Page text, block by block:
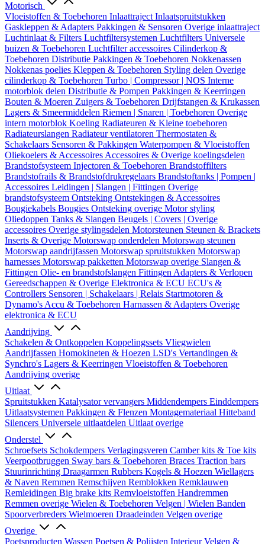
Motorisch
Vloeistoffen & Toebehoren Inlaattraject Inlaatspruitstukken
Gaskleppen & Adapters Pakkingen & Sensoren Overige inlaattraject
Luchtinlaat & Filters Luchtfiltersystemen Luchtfilters Universele
buizen & Toebehoren Luchtfilter accessoires Cilinderkop &
Toebehoren Distributie Pakkingen & Toebehoren Nokkenassen
Nokkenas poelies Kleppen & Toebehoren Styling delen Overige
cilinderkop & Toebehoren Turbo | Compressor | NOS Interne
motorblok delen Distributie & Pompen Pakkingen & Keerringen
Bouten & Moeren Zuigers & Toebehoren Drijfstangen & Krukassen
Lagers & Smeermiddelen Riemen | Snaren | Toebehoren Overige
intern motorblok Koeling Radiateuren & Kleine toebehoren
Radiateurslangen Radiateur ventilatoren Thermostaten &
Schakelaars Sensoren & Pakkingen Waterpompen & Vloeistoffen
Oliekoelers & Accessoires Accessoires & Overige koelingsdelen
Brandstofsysteem Injectoren & Toebehoren Brandstoffilters
Brandstofrails & Brandstofdrukregelaars Brandstoftanks | Pompen |
Accessoires Leidingen | Slangen | Fittingen Overige
brandstofsysteem Ontsteking Ontstekingen & Accessoires
Bougiekabels Bougies Ontsteking overige Motor styling
Oliedoppen Tanks & Slangen Beugels | Covers | Overige
accessoires Overige stylingsdelen Motorsteunen Steunen & Brackets
Inserts & Overige Motorswap onderdelen Motorswap steunen
Motorswap aandrijfassen Motorswap spruitstukken Motorswap
harnesses Motorswap pakketten Motorswap overige Slangen &
Fittingen Olie- en brandstofslangen Fittingen Adapters & Verlopen
Gereedschappen & Overige Elektronica & ECU ECU's &
Controllers Sensoren | Schakelaars | Relais Startmotoren &
Dynamo's Accu & Toebehoren Harnassen & Adapters Overige
elektronica & ECU
Aandrijving
Schakelen & Ontkoppelen Koppelingssets Vliegwielen
Aandrijfassen Homokineten & Hoezen LSD's Vertandingen &
Synchro's Lagers & Keerringen Vloeistoffen & Toebehoren
Aandrijving overige
Uitlaat
Spruitstukken Katalysator vervangers Middendempers Einddempers
Uitlaatsystemen Pakkingen & Flenzen Montagemateriaal Hitteband
Silencers Universele uitlaatdelen Uitlaat overige
Onderstel
Schroefsets Schokdempers Verlagingsveren Camber kits & Toe kits
Veerpootbruggen Sway bars & Toebehoren Braces Traction bars
Stuurinrichting Draagarmen Rubbers Kogels & Hoezen Wiellagers
& Naven Remmen Remschijven Remblokken Remklauwen
Remleidingen Big brake kits Remvloeistoffen Handremmen
Remmen overige Wielen & Toebehoren Velgen | Wielen Banden
Spoorverbreders Wielmoeren Draadeinden Velgen overige
Overige
Poetsproducten Wassen Poetsen & Polijsten InterieurVelgen &